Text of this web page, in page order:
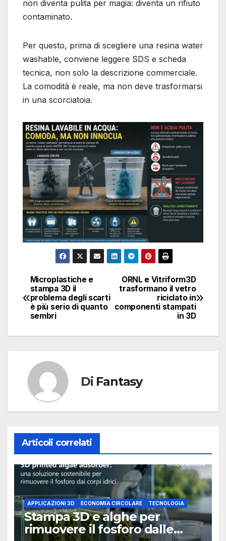
non diventa pulita per magia: diventa un rifiuto
contaminato.
Per questo, prima di scegliere una resina water
washable, conviene leggere SDS e scheda
tecnica, non solo la descrizione commerciale.
La comodità è reale, ma non deve trasformarsi
in una scorciatoia.
Navigazione
articoli
ORNL e Vitriform3D
trasformano il vetro
riciclato in
componenti stampati
in 3D
Microplastiche e
stampa 3D il
problema degli scarti
è più serio di quanto
sembri
Di Fantasy
Articoli correlati
APPLICAZIONI 3D ECONOMIA CIRCOLARE TECNOLOGIA
Stampa 3D e alghe per
rimuovere il fosforo dalle